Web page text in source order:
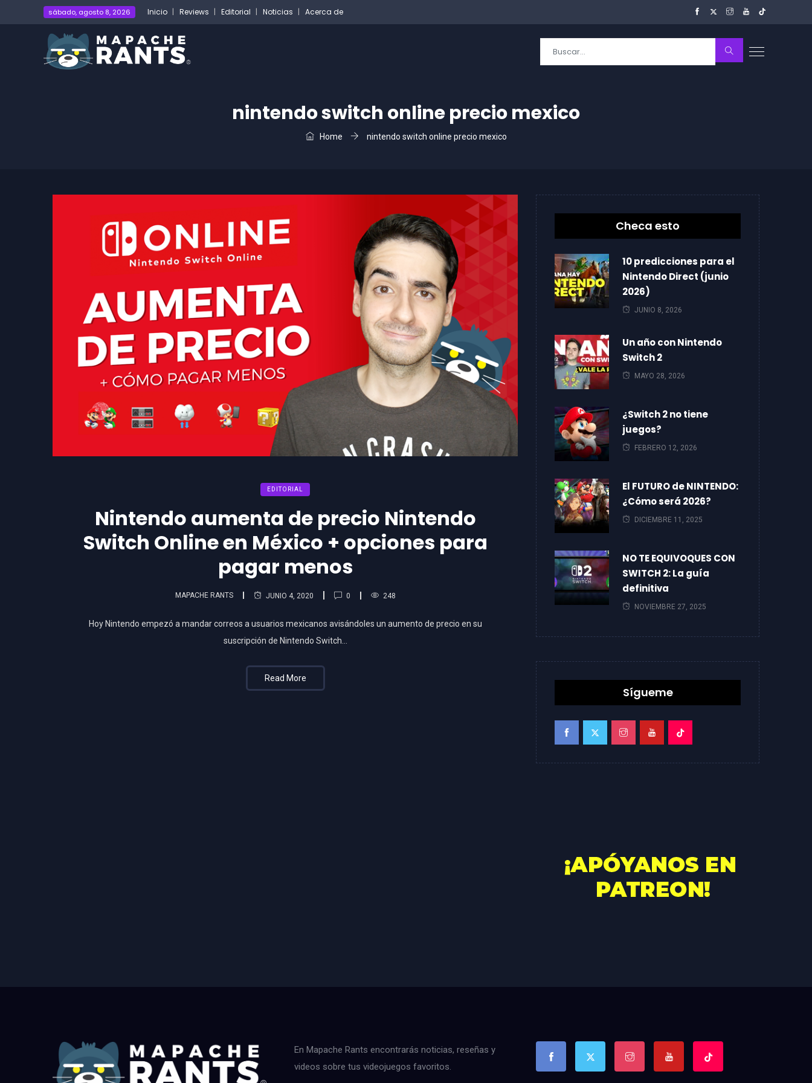
sábado, agosto 8, 2026 Inicio Reviews Editorial Noticias Acerca de
nintendo switch online precio mexico
Home nintendo switch online precio mexico
EDITORIAL
Nintendo aumenta de precio Nintendo
Switch Online en México + opciones para
pagar menos
MAPACHE RANTS JUNIO 4, 2020 0 248
Hoy Nintendo empezó a mandar correos a usuarios mexicanos avisándoles un aumento de precio en su
suscripción de Nintendo Switch…
Read More
Checa esto
10 predicciones para el
Nintendo Direct (junio
2026)
JUNIO 8, 2026
Un año con Nintendo
Switch 2
MAYO 28, 2026
¿Switch 2 no tiene
juegos?
FEBRERO 12, 2026
El FUTURO de NINTENDO:
¿Cómo será 2026?
DICIEMBRE 11, 2025
NO TE EQUIVOQUES CON
SWITCH 2: La guía
definitiva
NOVIEMBRE 27, 2025
Sígueme
En Mapache Rants encontrarás noticias, reseñas y
videos sobre tus videojuegos favoritos.